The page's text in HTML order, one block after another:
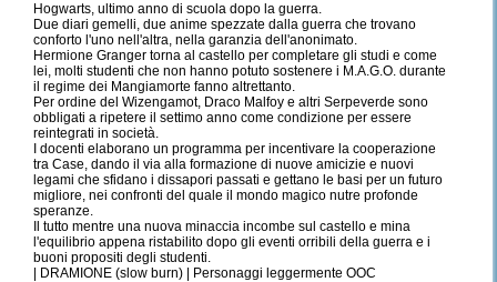
Hogwarts, ultimo anno di scuola dopo la guerra.
Due diari gemelli, due anime spezzate dalla guerra che trovano
conforto l'uno nell'altra, nella garanzia dell'anonimato.
Hermione Granger torna al castello per completare gli studi e come
lei, molti studenti che non hanno potuto sostenere i M.A.G.O. durante
il regime dei Mangiamorte fanno altrettanto.
Per ordine del Wizengamot, Draco Malfoy e altri Serpeverde sono
obbligati a ripetere il settimo anno come condizione per essere
reintegrati in società.
I docenti elaborano un programma per incentivare la cooperazione
tra Case, dando il via alla formazione di nuove amicizie e nuovi
legami che sfidano i dissapori passati e gettano le basi per un futuro
migliore, nei confronti del quale il mondo magico nutre profonde
speranze.
Il tutto mentre una nuova minaccia incombe sul castello e mina
l'equilibrio appena ristabilito dopo gli eventi orribili della guerra e i
buoni propositi degli studenti.
| DRAMIONE (slow burn) | Personaggi leggermente OOC